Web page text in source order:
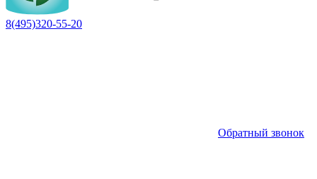
8(495)320-55-20
Обратный звонок